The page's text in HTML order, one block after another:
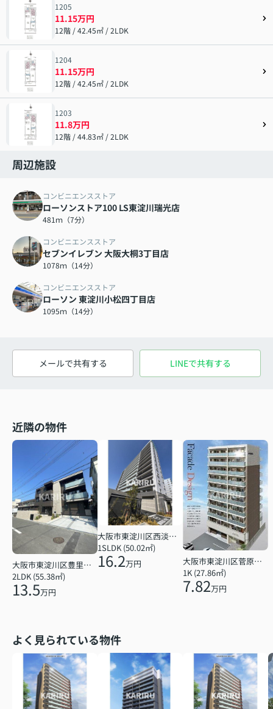
1205
11.15万円
12階 / 42.45㎡ / 2LDK
1204
11.15万円
12階 / 42.45㎡ / 2LDK
1203
11.8万円
12階 / 44.83㎡ / 2LDK
周辺施設
コンビニエンスストア
ローソンストア100 LS東淀川瑞光店
481ｍ（7分）
コンビニエンスストア
セブンイレブン 大阪大桐3丁目店
1078ｍ（14分）
コンビニエンスストア
ローソン 東淀川小松四丁目店
1095ｍ（14分）
メールで共有する LINEで共有する
近隣の物件
大阪市東淀川区豊里６丁目
2LDK (55.38㎡)
13.5万円
大阪市東淀川区西淡路１丁目
1SLDK (50.02㎡)
16.2万円
大阪市東淀川区菅原７丁目
1K (27.86㎡)
7.82万円
よく見られている物件